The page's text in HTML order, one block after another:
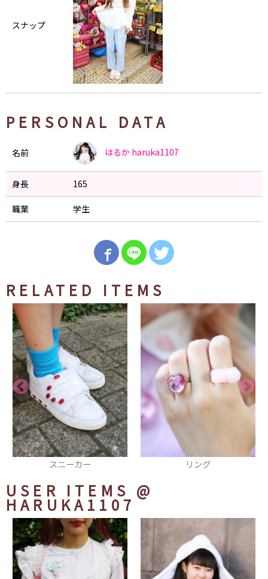
スナップ
PERSONAL DATA
名前 はるか haruka1107
身長 165
職業 学生
RELATED ITEMS
リング ピアス
USER ITEMS @
HARUKA1107